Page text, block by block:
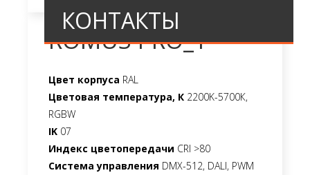
КОНТАКТЫ
ROMUS PRO_1
Цвет корпуса RAL
Цветовая температура, К 2200K-5700К,
RGBW
IK 07
Индекс цветопередачи CRI >80
Система управления DMX-512, DALI, PWM